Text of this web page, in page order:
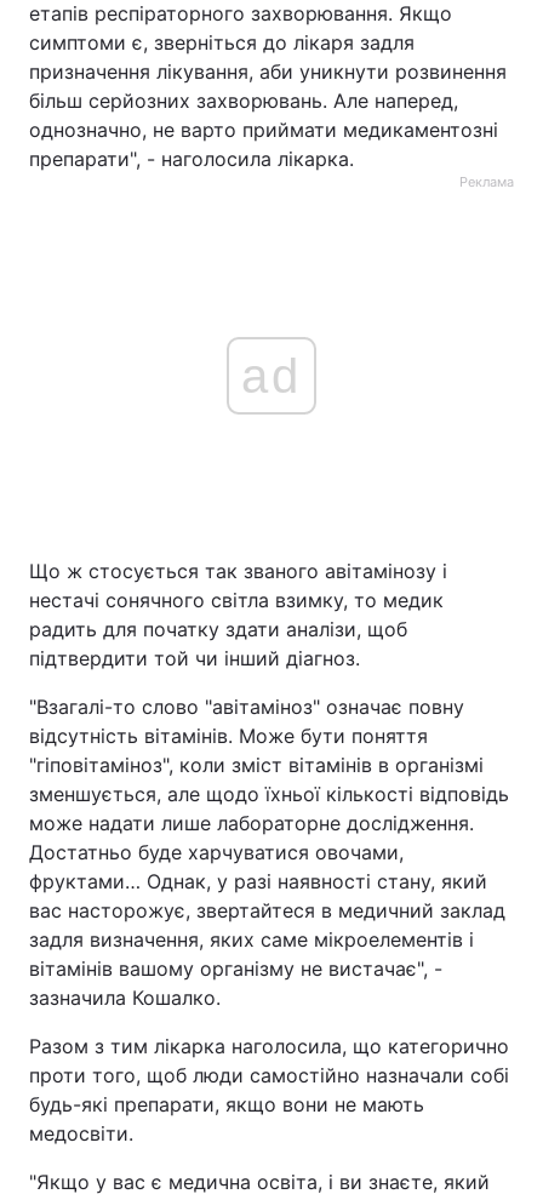
етапів респіраторного захворювання. Якщо
симптоми є, зверніться до лікаря задля
призначення лікування, аби уникнути розвинення
більш серйозних захворювань. Але наперед,
однозначно, не варто приймати медикаментозні
препарати", - наголосила лікарка.
Реклама
ad
Що ж стосується так званого авітамінозу і
нестачі сонячного світла взимку, то медик
радить для початку здати аналізи, щоб
підтвердити той чи інший діагноз.
"Взагалі-то слово "авітаміноз" означає повну
відсутність вітамінів. Може бути поняття
"гіповітаміноз", коли зміст вітамінів в організмі
зменшується, але щодо їхньої кількості відповідь
може надати лише лабораторне дослідження.
Достатньо буде харчуватися овочами,
фруктами… Однак, у разі наявності стану, який
вас насторожує, звертайтеся в медичний заклад
задля визначення, яких саме мікроелементів і
вітамінів вашому організму не вистачає", -
зазначила Кошалко.
Разом з тим лікарка наголосила, що категорично
проти того, щоб люди самостійно назначали собі
будь-які препарати, якщо вони не мають
медосвіти.
"Якщо у вас є медична освіта, і ви знаєте, який